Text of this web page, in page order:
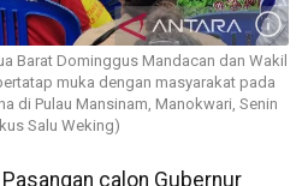
Barat Dominggus Mandacan dan Wakil
muka dengan masyarakat pada
di Pulau Mansinam, Manokwari, Senin
Salu Weking)
calon Gubernur